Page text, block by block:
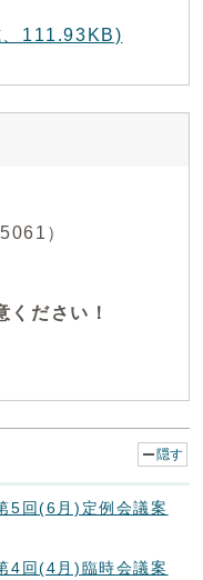
111.93KB)
）
ください！
隠す
5回(6月)定例会議案
4回(4月)臨時会議案